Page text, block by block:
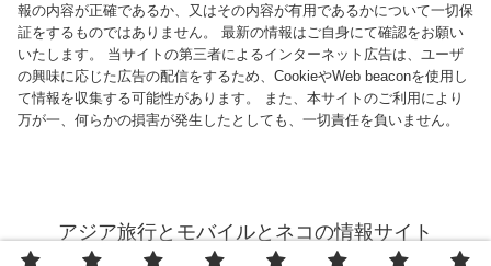
報の内容が正確であるか、又はその内容が有用であるかについて一切保
証をするものではありません。 最新の情報はご自身にて確認をお願い
いたします。 当サイトの第三者によるインターネット広告は、ユーザ
の興味に応じた広告の配信をするため、CookieやWeb beaconを使用し
て情報を収集する可能性があります。 また、本サイトのご利用により
万が一、何らかの損害が発生したとしても、一切責任を負いません。
アジア旅行とモバイルとネコの情報サイト